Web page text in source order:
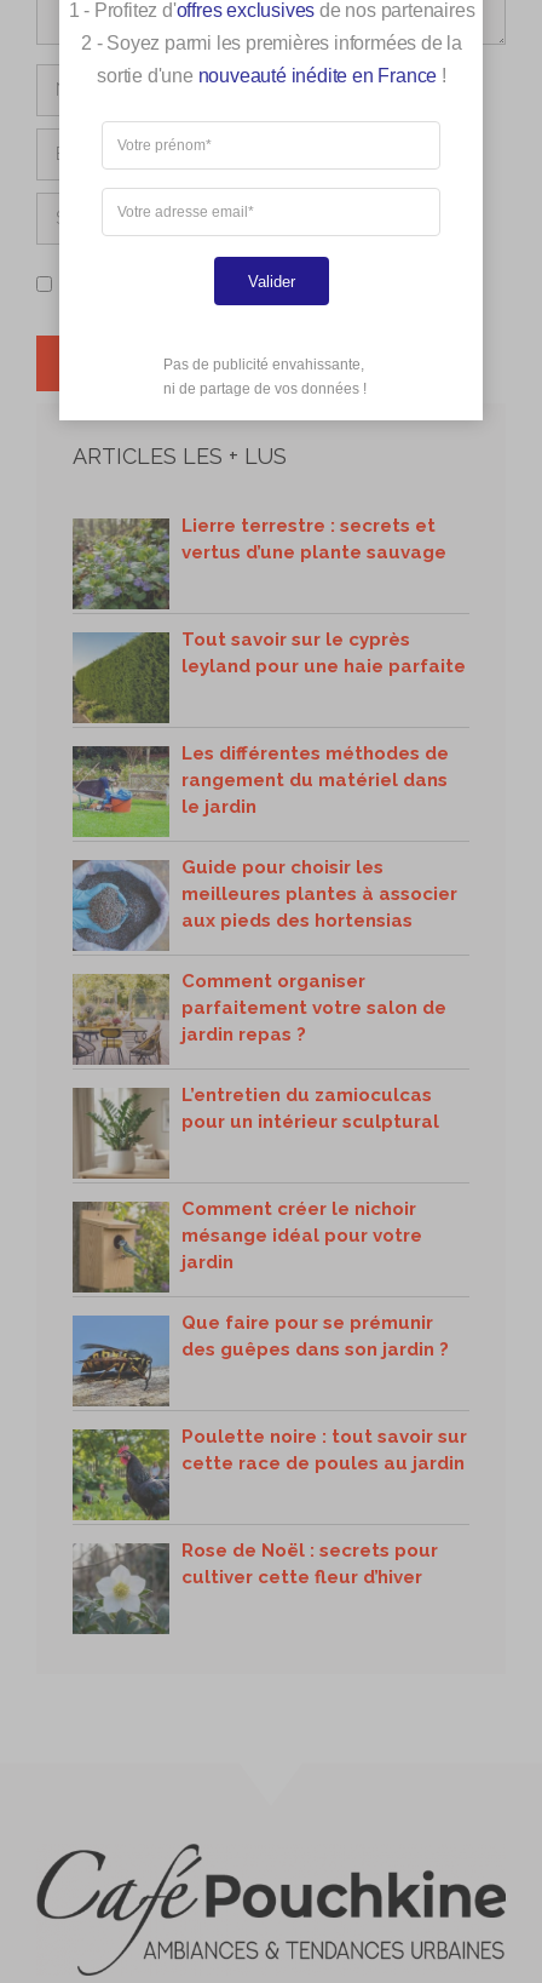
Enregistrer mon nom, mon e-mail et mon site dans le
navigateur pour mon prochain commentaire.
ARTICLES LES + LUS
Lierre terrestre : secrets et
vertus d’une plante sauvage
Tout savoir sur le cyprès
leyland pour une haie parfaite
Les différentes méthodes de
rangement du matériel dans
le jardin
Guide pour choisir les
meilleures plantes à associer
aux pieds des hortensias
Comment organiser
parfaitement votre salon de
jardin repas ?
L’entretien du zamioculcas
pour un intérieur sculptural
Comment créer le nichoir
mésange idéal pour votre
jardin
Que faire pour se prémunir
des guêpes dans son jardin ?
Poulette noire : tout savoir sur
cette race de poules au jardin
Rose de Noël : secrets pour
cultiver cette fleur d’hiver
1 - Profitez d'offres exclusives de nos partenaires
2 - Soyez parmi les premières informées de la
sortie d'une nouveauté inédite en France !
Valider
Pas de publicité envahissante,
ni de partage de vos données !